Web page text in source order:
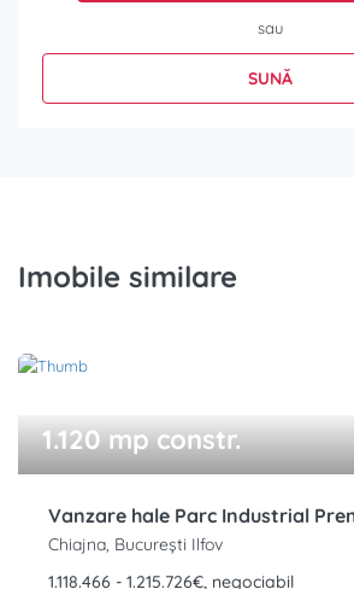
sau
SUNĂ
Imobile similare
1.120 mp constr.
Chiajna, București Ilfov
1.118.466 - 1.215.726€, negociabil